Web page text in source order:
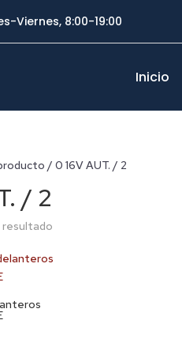
Viernes, 8:00-19:00
Inicio
/ 0 16V AUT. / 2
/ 2
resultado